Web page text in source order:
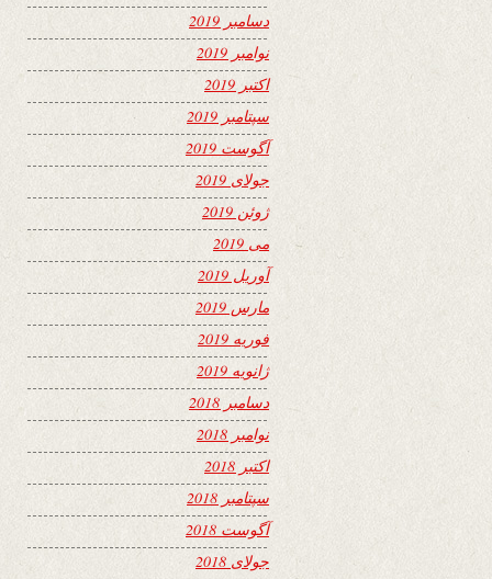
دسامبر 2019
نوامبر 2019
اکتبر 2019
سپتامبر 2019
آگوست 2019
جولای 2019
ژوئن 2019
می 2019
آوریل 2019
مارس 2019
فوریه 2019
ژانویه 2019
دسامبر 2018
نوامبر 2018
اکتبر 2018
سپتامبر 2018
آگوست 2018
جولای 2018